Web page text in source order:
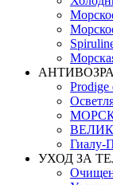
Гиалу-
УХОД ЗА